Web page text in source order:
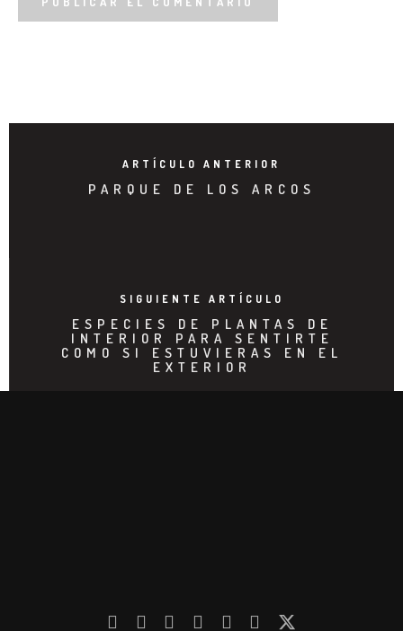
ARTÍCULO ANTERIOR
PARQUE DE LOS ARCOS
SIGUIENTE ARTÍCULO
ESPECIES DE PLANTAS DE
INTERIOR PARA SENTIRTE
COMO SI ESTUVIERAS EN EL
EXTERIOR